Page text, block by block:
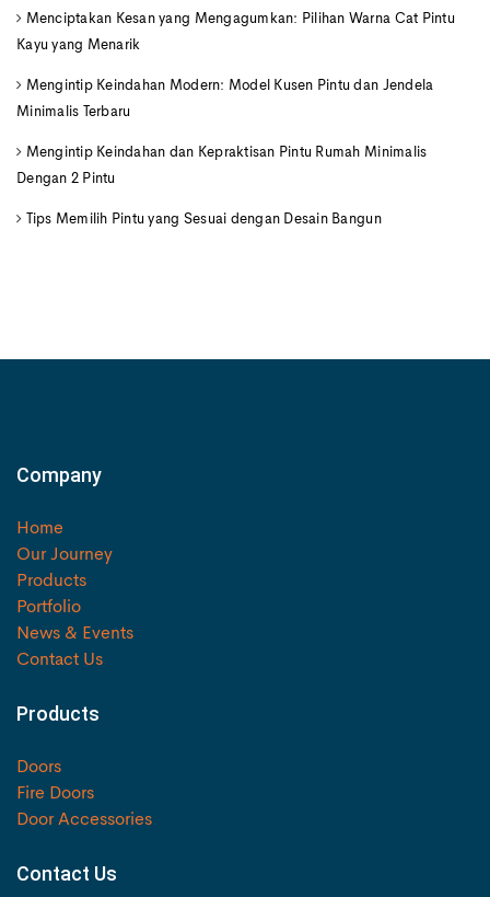
Menciptakan Kesan yang Mengagumkan: Pilihan Warna Cat Pintu
Kayu yang Menarik
Mengintip Keindahan Modern: Model Kusen Pintu dan Jendela
Minimalis Terbaru
Mengintip Keindahan dan Kepraktisan Pintu Rumah Minimalis
Dengan 2 Pintu
Tips Memilih Pintu yang Sesuai dengan Desain Bangun
Company
Home
Our Journey
Products
Portfolio
News & Events
Contact Us
Products
Doors
Fire Doors
Door Accessories
Contact Us